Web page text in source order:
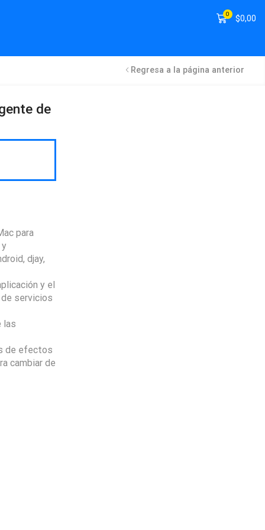
0 $0,00
Regresa a la página anterior
de
para
djay,
y el
servicios
las
de efectos
cambiar de